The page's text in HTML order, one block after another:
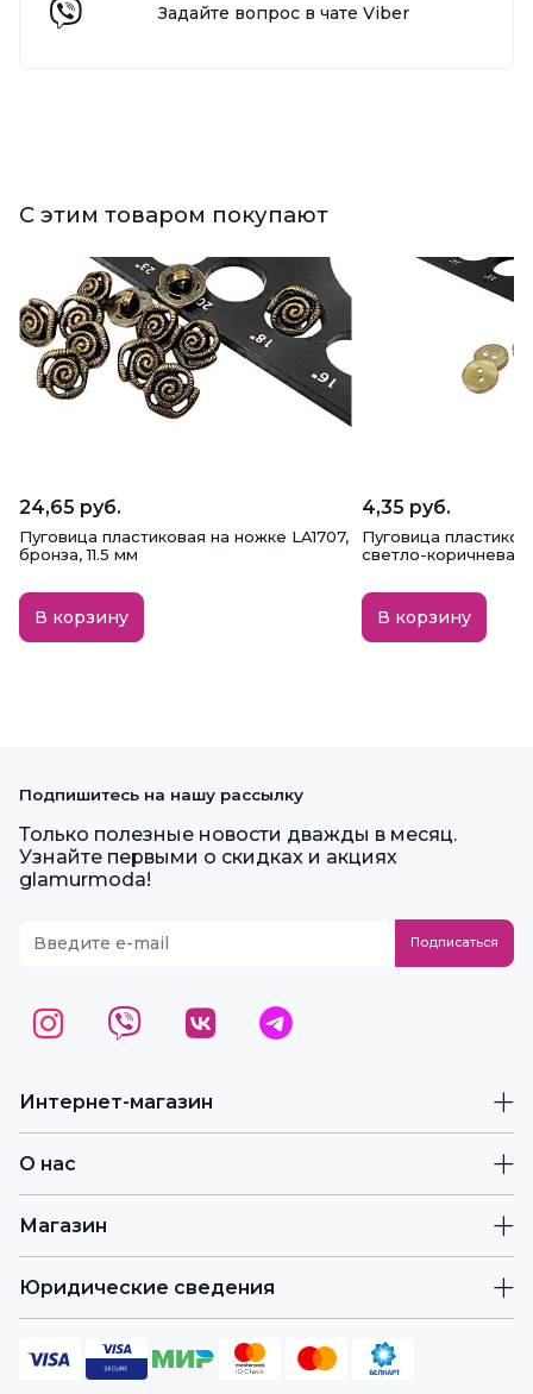
Задайте вопрос в чате Viber
С этим товаром покупают
24,65 руб.
Пуговица пластиковая на ножке LA1707,
бронза, 11.5 мм
В корзину
4,35 руб.
Пуговица
светло-коричневая,
В корзину
Интернет-магазин
О нас
Магазин
Юридические сведения
Подпишитесь на нашу рассылку
Только полезные новости дважды в месяц.
Узнайте первыми о скидках и акциях
glamurmoda!